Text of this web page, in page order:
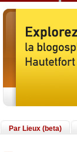
Par Lieux (beta)